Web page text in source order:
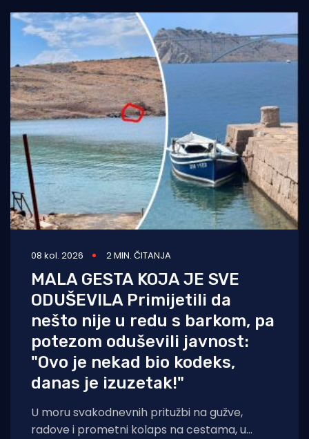
08 kol. 2026 2 MIN. ČITANJA
MALA GESTA KOJA JE SVE
ODUŠEVILA Primijetili da
nešto nije u redu s barkom, pa
potezom oduševili javnost:
"Ovo je nekad bio kodeks,
danas je izuzetak!"
U moru svakodnevnih pritužbi na gužve,
radove i prometni kolaps na cestama, u